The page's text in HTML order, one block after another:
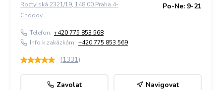
Roztylská 2321/19, 148 00 Praha 4-
Chodov
Po-Ne: 9-21
Telefon: +420 775 853 568
Info k zakázkám: +420 775 853 569
(1331)
Zavolat Navigovat